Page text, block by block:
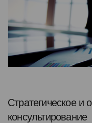
Стратегическое и
консультирование